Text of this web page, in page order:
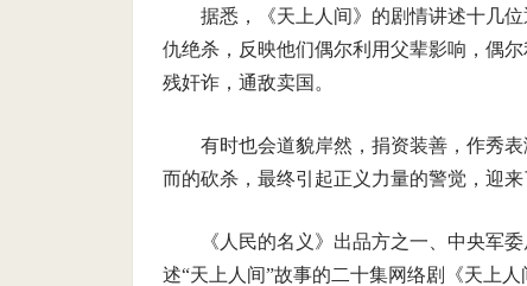
据悉，《天上人间》的剧情讲述十几
仇绝杀，反映他们偶尔利用父辈影响，偶
残奸诈，通敌卖国。
有时也会道貌岸然，捐资装善，作秀
而的砍杀，最终引起正义力量的警觉，迎来
《人民的名义》出品方之一、中央军
述“天上人间”故事的二十集网络剧《天上人